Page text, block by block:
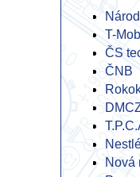
T-
ČS
ČNB
Nová